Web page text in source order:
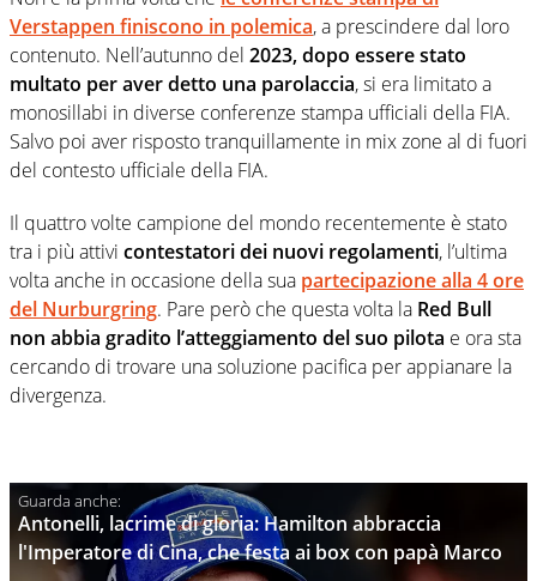
Verstappen finiscono in polemica, a prescindere dal loro
contenuto. Nell’autunno del 2023, dopo essere stato
multato per aver detto una parolaccia, si era limitato a
monosillabi in diverse conferenze stampa ufficiali della FIA.
Salvo poi aver risposto tranquillamente in mix zone al di fuori
del contesto ufficiale della FIA.
Il quattro volte campione del mondo recentemente è stato
tra i più attivi contestatori dei nuovi regolamenti, l’ultima
volta anche in occasione della sua partecipazione alla 4 ore
del Nurburgring. Pare però che questa volta la Red Bull
non abbia gradito l’atteggiamento del suo pilota e ora sta
cercando di trovare una soluzione pacifica per appianare la
divergenza.
Antonelli, lacrime di gloria: Hamilton abbraccia
l'Imperatore di Cina, che festa ai box con papà Marco